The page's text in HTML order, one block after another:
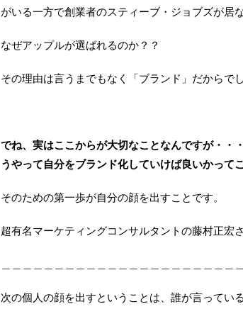
がいる一方で創業者のスティーブ・ジョブズが居
なぜアップルが選ばれるのか？？
その理由は言うまでもなく「ブランド」だからでし
でね、実はここからが大切なことなんですが・・
うやって自分をブランド化していけば良いかってこ
そのための第一歩が自分の顔を出すことです。
超有名マーケティングコンサルタントの藤村正宏
次の個人の顔を出すということは、誰が言ってい